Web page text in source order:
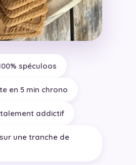
spéculoos
en 5 min chrono
addictif
une tranche de